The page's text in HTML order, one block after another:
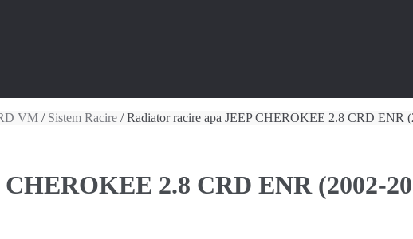
VM / Sistem Racire / Radiator racire apa JEEP CHEROKEE 2.8 CRD ENR
2.8 CRD ENR (2002-